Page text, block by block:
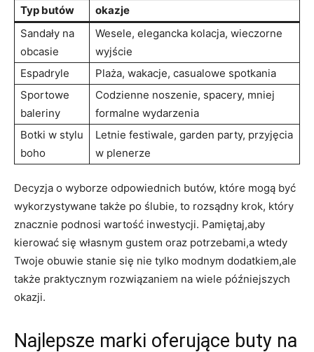
Typ butów
okazje
Sandały na
obcasie
Wesele, elegancka kolacja, wieczorne
wyjście
Espadryle
Plaża, wakacje, casualowe spotkania
Sportowe
baleriny
Codzienne noszenie, spacery, mniej
formalne wydarzenia
Botki w stylu
boho
Letnie festiwale, garden party, przyjęcia
w plenerze
Decyzja o wyborze odpowiednich butów, które mogą być
wykorzystywane także po ślubie, to rozsądny krok, który
znacznie podnosi wartość inwestycji. Pamiętaj,aby
kierować się własnym gustem oraz potrzebami,a wtedy
Twoje obuwie stanie się nie tylko modnym dodatkiem,ale
także praktycznym rozwiązaniem na wiele późniejszych
okazji.
Najlepsze marki oferujące buty na